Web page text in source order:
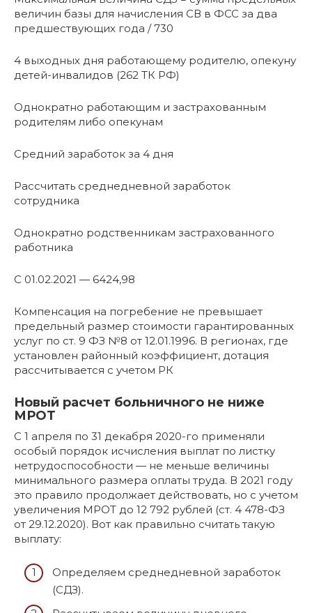
величин базы для начисления СВ в ФСС за два
предшествующих года / 730
4 выходных дня работающему родителю, опекуну
детей-инвалидов (262 ТК РФ)
Однократно работающим и застрахованным
родителям либо опекунам
Средний заработок за 4 дня
Рассчитать среднедневной заработок
сотрудника
Однократно родственникам застрахованного
работника
С 01.02.2021 — 6424,98
Компенсация на погребение не превышает
предельный размер стоимости гарантированных
услуг по ст. 9 ФЗ №8 от 12.01.1996. В регионах, где
установлен районный коэффициент, дотация
рассчитывается с учетом РК
Новый расчет больничного не ниже
МРОТ
С 1 апреля по 31 декабря 2020-го применяли
особый порядок исчисления выплат по листку
нетрудоспособности — не меньше величины
минимального размера оплаты труда. В 2021 году
это правило продолжает действовать, но с учетом
увеличения МРОТ до 12 792 рублей (ст. 4 478-ФЗ
от 29.12.2020). Вот как правильно считать такую
выплату:
Определяем среднедневной заработок
(СДЗ).